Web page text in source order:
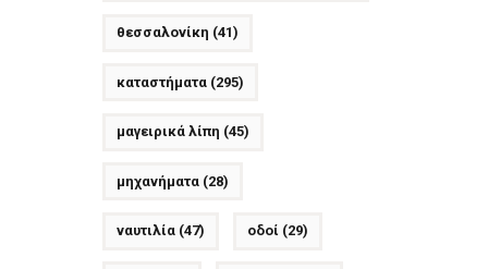
θεσσαλονίκη (41)
καταστήματα(295)
μαγειρικά λίπη (45)
μηχανήματα(28)
ναυτιλία(47) οδοί (29)